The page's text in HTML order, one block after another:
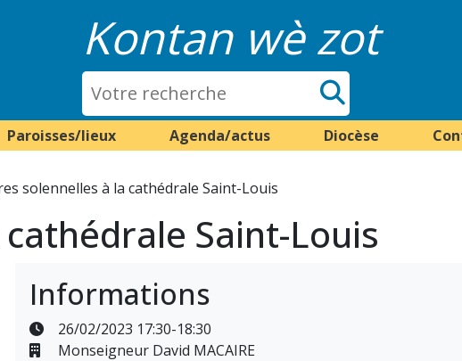
Kontan wè zot
Paroisses/lieux Agenda/actus Diocèse
solennelles à la cathédrale Saint-Louis
Saint-Louis
Informations
26/02/2023 17:30-18:30
Monseigneur David MACAIRE